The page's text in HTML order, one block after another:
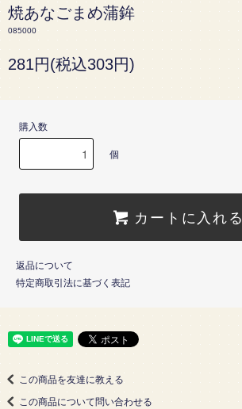
焼あなごまめ蒲鉾
085000
281円(税込303円)
購入数
個
カートに入れる
返品について
特定商取引法に基づく表記
この商品を友達に教える
この商品について問い合わせる